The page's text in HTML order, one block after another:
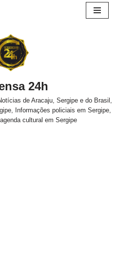
24h
de Aracaju, Sergipe e do Brasil,
Informações policiais em Sergipe,
cultural em Sergipe